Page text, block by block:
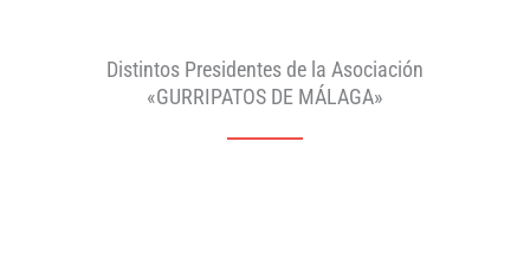
Distintos Presidentes de la Asociación
«GURRIPATOS DE MÁLAGA»